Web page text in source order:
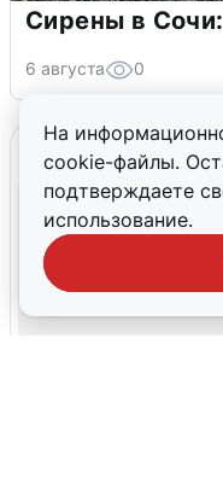
На
cookie-файлы.
подтверждаете
использование.
Сирены в
6 августа 0